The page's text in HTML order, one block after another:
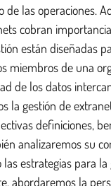
de las operaciones.
cobran
están diseñadas
miembros de una
de los datos
la gestión de
definiciones,
analizaremos su
las estrategias para
abordaremos la